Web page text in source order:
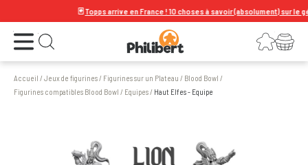
Topps arrive en France ! 10 choses à savoir (absolument) sur le
Ouvrir le menu Ouvrir la recherche Connexion
Votre panier
Accueil /Jeux de figurines/ Figurines sur un Plateau / Blood Bowl /
Figurines compatibles Blood Bowl / Equipes/ Haut Elfes - Equipe